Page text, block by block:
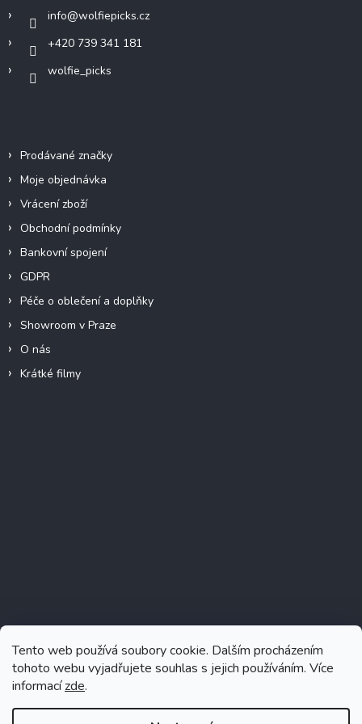
Tento web používá soubory cookie. Dalším procházením
tohoto webu vyjadřujete souhlas s jejich používáním. Více
informacízde.
info@wolfiepicks.cz
+420 739 341 181
wolfie_picks
Prodávané značky
Moje objednávka
Vrácení zboží
Obchodní podmínky
Bankovní spojení
GDPR
Péče o oblečení a doplňky
Showroom v Praze
O nás
Krátké filmy
Sledovat na Instagramu